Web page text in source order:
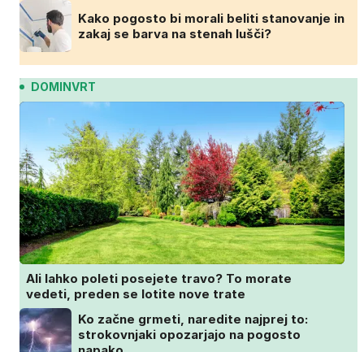
Kako pogosto bi morali beliti stanovanje in
zakaj se barva na stenah lušči?
DOMINVRT
Ali lahko poleti posejete travo? To morate
vedeti, preden se lotite nove trate
Ko začne grmeti, naredite najprej to:
strokovnjaki opozarjajo na pogosto